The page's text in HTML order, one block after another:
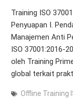
Training ISO
Penyuapan I.
Manajemen Anti
ISO 37001:2016-
oleh Training
global terkait
Offline Training